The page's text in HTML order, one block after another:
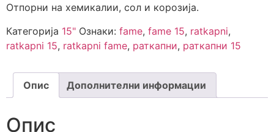
Отпорни на хемикалии, сол и корозија.
Категорија 15" Ознаки: fame, fame 15, ratkapni,
ratkapni 15, ratkapni fame, раткапни, раткапни 15
Опис Дополнителни информации
Опис